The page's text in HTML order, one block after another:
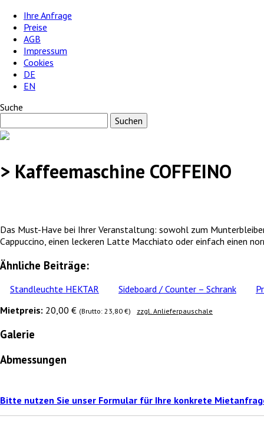
Ihre Anfrage
Preise
AGB
Impressum
Cookies
DE
EN
Suche
> Kaffeemaschine COFFEINO
Das Must-Have bei Ihrer Veranstaltung: sowohl zum
Cappuccino, einen leckeren Latte Macchiato oder einfach einen
Ähnliche Beiträge:
Standleuchte HEKTAR Sideboard / Counter – Schrank
Mietpreis: 20,00 € (Brutto: 23,80 €) zzgl. Anlieferpauschale
Galerie
Abmessungen
Bitte nutzen Sie unser Formular für Ihre konkrete